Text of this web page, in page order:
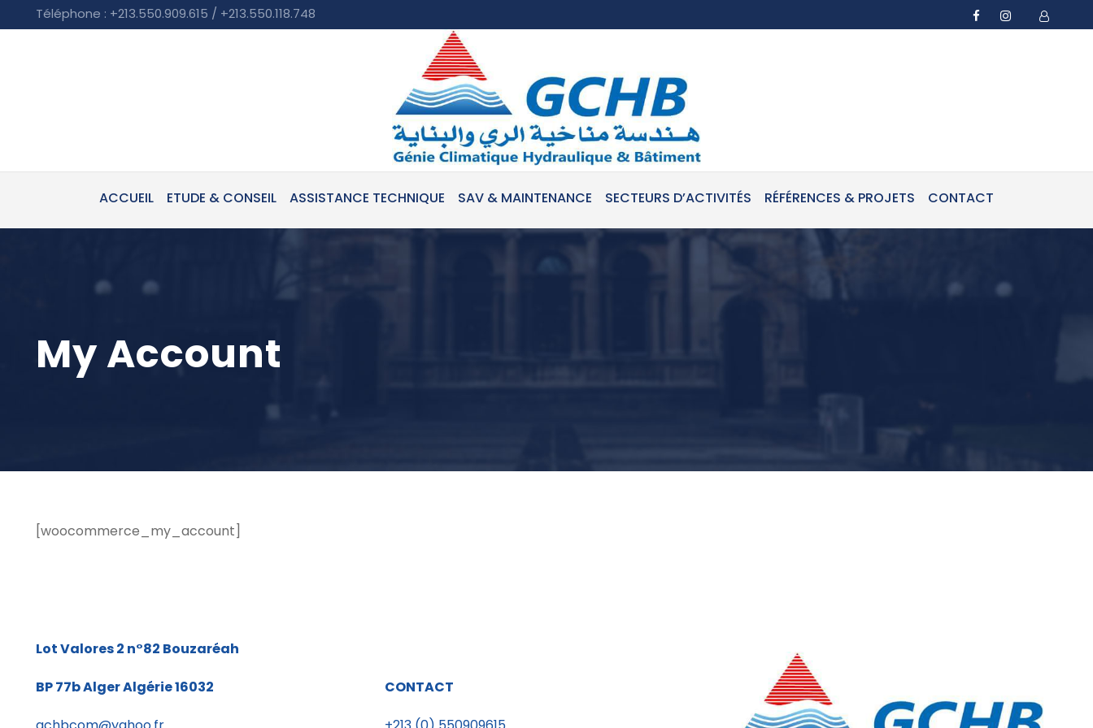
Téléphone : +213.550.909.615 / +213.550.118.748
ACCUEIL ETUDE & CONSEIL ASSISTANCE TECHNIQUE SAV & MAINTENANCE SECTEURS D’ACTIVITÉS RÉFÉRENCES & PROJETS CONTACT
My Account
[woocommerce_my_account]
Lot Valores 2 n°82 Bouzaréah
BP 77bAlger Algérie 16032 CONTACT